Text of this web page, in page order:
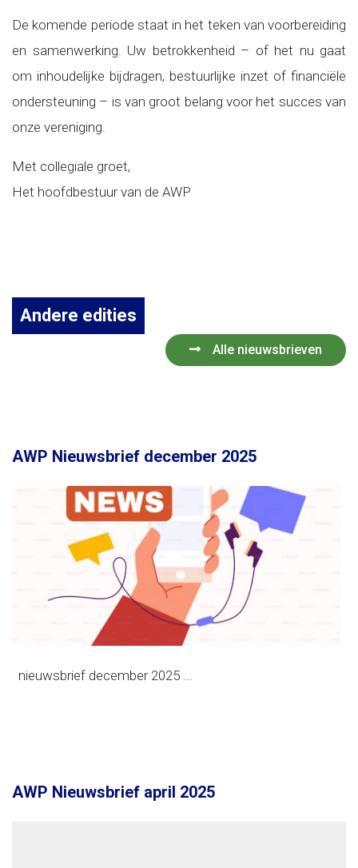
De komende periode staat in het teken van voorbereiding
en samenwerking. Uw betrokkenheid – of het nu gaat
om inhoudelijke bijdragen, bestuurlijke inzet of financiële
ondersteuning – is van groot belang voor het succes van
onze vereniging.
Met collegiale groet,
Het hoofdbestuur van de AWP
Andere edities
Alle nieuwsbrieven
AWP Nieuwsbrief december 2025
nieuwsbrief december 2025 ...
AWP Nieuwsbrief april 2025